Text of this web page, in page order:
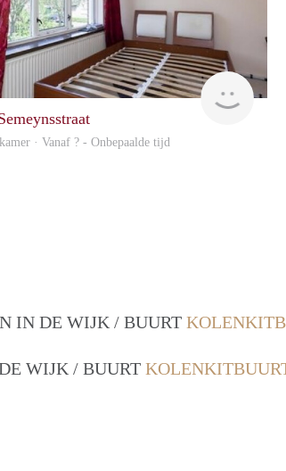
finder
· Vanaf ? - Onbepaalde tijd
IN DE WIJK / BUURT
WIJK / BUURT